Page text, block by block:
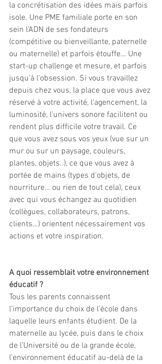
la concrétisation des idées mais parfois
isole. Une PME familiale porte en son
sein l’ADN de ses fondateurs
(compétitive ou bienveillante, paternelle
ou maternelle) et parfois étouffe… Une
start-up challenge et mesure, et parfois
jusqu’à l’obsession. Si vous travaillez
depuis chez vous, la place que vous avez
réservé à votre activité, l’agencement, la
luminosité, l’univers sonore facilitent ou
rendent plus difficile votre travail. Ce
que vous avez sous vos yeux (vue sur un
mur ou sur un paysage, couleurs,
plantes, objets..), ce que vous avez à
portée de mains (types d'objets, de
nourriture… ou rien de tout cela), ceux
avec qui vous échangez au quotidien
(collègues, collaborateurs, patrons,
clients…) orientent nécessairement vos
actions et votre inspiration.
A quoi ressemblait votre environnement
éducatif ?
Tous les parents connaissent
l’importance du choix de l’école dans
laquelle leurs enfants étudient. De la
maternelle au lycée, puis dans le choix
de l’Université ou de la grande école,
l’environnement éducatif au-delà de la